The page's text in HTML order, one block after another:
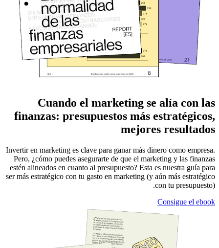
Cuando el marketing se alía con las
finanzas: presupuestos más estratégicos,
mejores resultados
Invertir en marketing es clave para ganar más dinero como empresa.
Pero, ¿cómo puedes asegurarte de que el marketing y las finanzas
estén alineados en cuanto al presupuesto? Esta es nuestra guía para
ser más estratégico con tu gasto en marketing (y aún más estratégico
con tu presupuesto).
Consigue el ebook